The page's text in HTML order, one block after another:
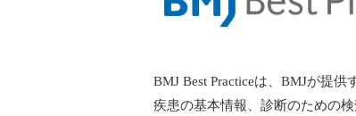
BMJ Best Practiceは、BMJが提供
疾患の基本情報、診断のための